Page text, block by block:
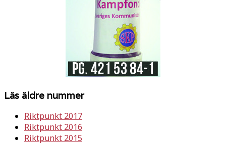
Läs äldre nummer
Riktpunkt 2017
Riktpunkt 2016
Riktpunkt 2015